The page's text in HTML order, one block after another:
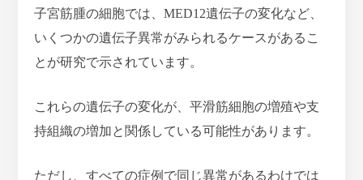
子宮筋腫の細胞では、MED12遺伝子の変化など、
いくつかの遺伝子異常がみられるケースがあるこ
とが研究で示されています。
これらの遺伝子の変化が、平滑筋細胞の増殖や支
持組織の増加と関係している可能性があります。
ただし、すべての症例で同じ異常があるわけでは